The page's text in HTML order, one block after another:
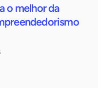
o melhor da